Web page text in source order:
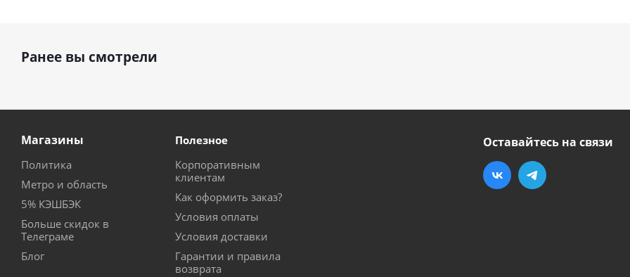
Ранее вы смотрели
Магазины
Политика
Метро и область
5% КЭШБЭК
Больше скидок в
Телеграме
Блог
Полезное
Корпоративным
клиентам
Как оформить заказ?
Условия оплаты
Условия доставки
Гарантии и правила
возврата
Оставайтесь на связи